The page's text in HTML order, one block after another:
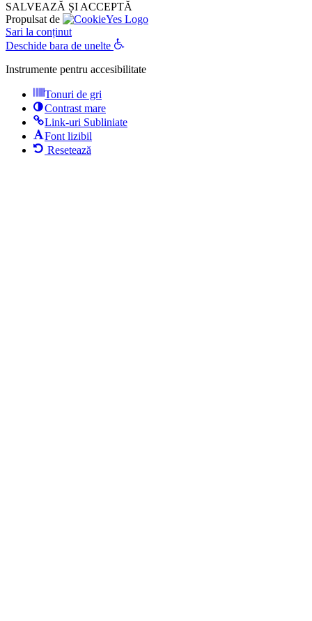
SALVEAZĂ ȘI ACCEPTĂ
Propulsat de
Sari la conținut
Deschide bara de unelte
Instrumente pentru accesibilitate
Tonuri de gri
Contrast mare
Link-uri Subliniate
Font lizibil
Resetează